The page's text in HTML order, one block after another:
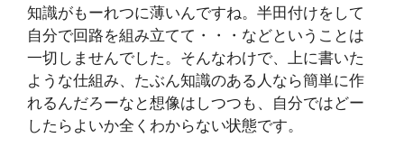
知識がもーれつに薄いんですね。半田付けをして
自分で回路を組み立てて・・・などということは
一切しませんでした。そんなわけで、上に書いた
ような仕組み、たぶん知識のある人なら簡単に作
れるんだろーなと想像はしつつも、自分ではどー
したらよいか全くわからない状態です。